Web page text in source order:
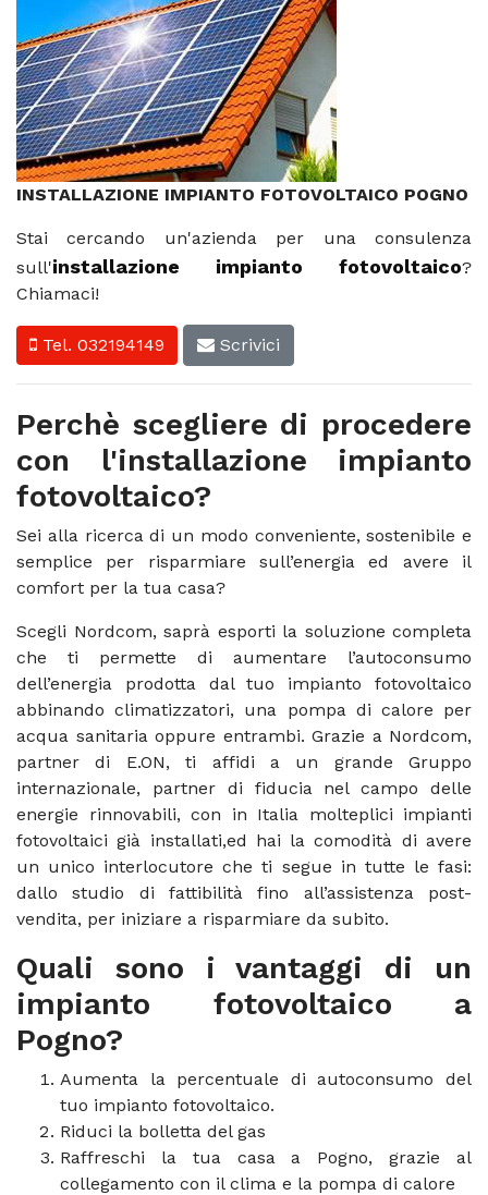
INSTALLAZIONE IMPIANTO FOTOVOLTAICO POGNO
Stai cercando un'azienda per una consulenza
sull'installazione impianto fotovoltaico?
Chiamaci!
Tel. 032194149 Scrivici
Perchè scegliere di procedere
con l'installazione impianto
fotovoltaico?
Sei alla ricerca di un modo conveniente, sostenibile e
semplice per risparmiare sull’energia ed avere il
comfort per la tua casa?
Scegli Nordcom, saprà esporti la soluzione completa
che ti permette di aumentare l’autoconsumo
dell’energia prodotta dal tuo impianto fotovoltaico
abbinando climatizzatori, una pompa di calore per
acqua sanitaria oppure entrambi. Grazie a Nordcom,
partner di E.ON, ti affidi a un grande Gruppo
internazionale, partner di fiducia nel campo delle
energie rinnovabili, con in Italia molteplici impianti
fotovoltaici già installati,ed hai la comodità di avere
un unico interlocutore che ti segue in tutte le fasi:
dallo studio di fattibilità fino all’assistenza post-
vendita, per iniziare a risparmiare da subito.
Quali sono i vantaggi di un
impianto fotovoltaico a
Pogno?
Aumenta la percentuale di autoconsumo del
tuo impianto fotovoltaico.
Riduci la bolletta del gas
Raffreschi la tua casa a Pogno, grazie al
collegamento con il clima e la pompa di calore